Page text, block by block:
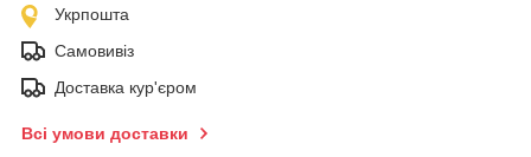
Укрпошта
Самовивіз
Доставка кур'єром
Всі умови доставки